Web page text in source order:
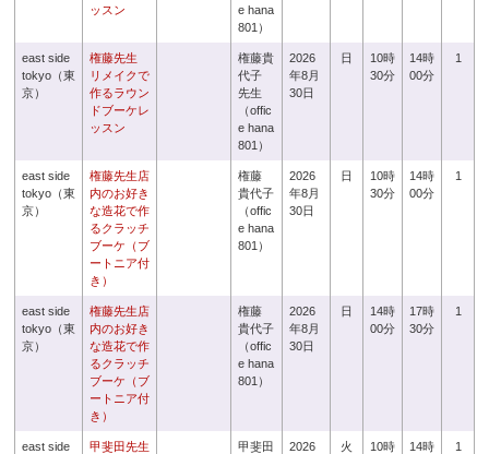
ッスン
e hana
801）
east side
tokyo（東
京）
権藤先生
リメイクで
作るラウン
ドブーケレ
ッスン
権藤貴
代子
先生
（offic
e hana
801）
2026
年8月
30日
日
10時
30分
14時
00分
1
east side
tokyo（東
京）
権藤先生店
内のお好き
な造花で作
るクラッチ
ブーケ（ブ
ートニア付
き）
権藤
貴代子
（offic
e hana
801）
2026
年8月
30日
日
10時
30分
14時
00分
1
east side
tokyo（東
京）
権藤先生店
内のお好き
な造花で作
るクラッチ
ブーケ（ブ
ートニア付
き）
権藤
貴代子
（offic
e hana
801）
2026
年8月
30日
日
14時
00分
17時
30分
1
east side
甲斐田先生
甲斐田
2026
火
10時
14時
1